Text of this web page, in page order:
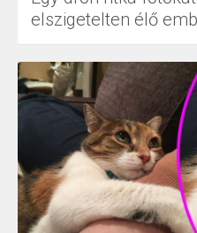
elszigetelten élő